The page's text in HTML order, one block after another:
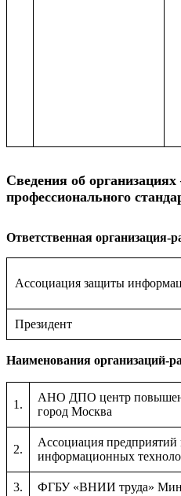
Сведения об организациях
профессионального
Ответственная организация-
Ассоциация защиты
Президент
Наименования организаций-
1.
АНО ДПО центр
город Москва
2.
Ассоциация
информационных
3. ФГБУ «ВНИИ труда»